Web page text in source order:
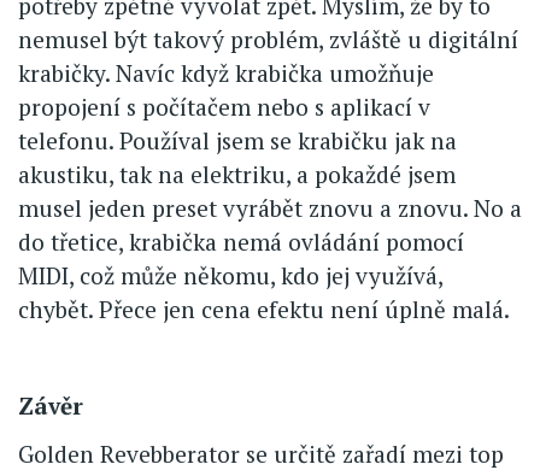
nemusel být takový problém, zvláště u digitální
krabičky. Navíc když krabička umožňuje
propojení s počítačem nebo s aplikací v
telefonu. Používal jsem se krabičku jak na
akustiku, tak na elektriku, a pokaždé jsem
musel jeden preset vyrábět znovu a znovu. No a
do třetice, krabička nemá ovládání pomocí
MIDI, což může někomu, kdo jej využívá,
chybět. Přece jen cena efektu není úplně malá.
Závěr
Golden Revebberator se určitě zařadí mezi top